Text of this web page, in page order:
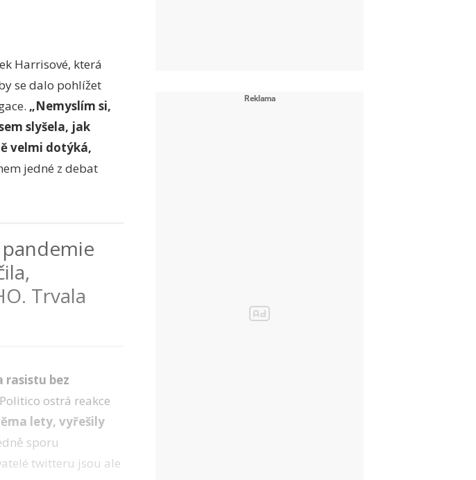
Harrisové, která
se dalo pohlížet
„Nemyslím si,
slyšela, jak
velmi dotýká,
jedné z debat
Trvala
rasistu bez
ostrá reakce
lety, vyřešily
sporu
twitteru jsou ale